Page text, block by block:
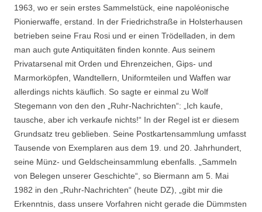
1963, wo er sein erstes Sammelstück, eine napoléonische
Pionierwaffe, erstand. In der Friedrichstraße in Holsterhausen
betrieben seine Frau Rosi und er einen Trödelladen, in dem
man auch gute Antiquitäten finden konnte. Aus seinem
Privatarsenal mit Orden und Ehrenzeichen, Gips- und
Marmorköpfen, Wandtellern, Uniformteilen und Waffen war
allerdings nichts käuflich. So sagte er einmal zu Wolf
Stegemann von den den „Ruhr-Nachrichten“: „Ich kaufe,
tausche, aber ich verkaufe nichts!“ In der Regel ist er diesem
Grundsatz treu geblieben. Seine Postkartensammlung umfasst
Tausende von Exemplaren aus dem 19. und 20. Jahrhundert,
seine Münz- und Geldscheinsammlung ebenfalls. „Sammeln
von Belegen unserer Geschichte“, so Biermann am 5. Mai
1982 in den „Ruhr-Nachrichten“ (heute DZ), „gibt mir die
Erkenntnis, dass unsere Vorfahren nicht gerade die Dümmsten